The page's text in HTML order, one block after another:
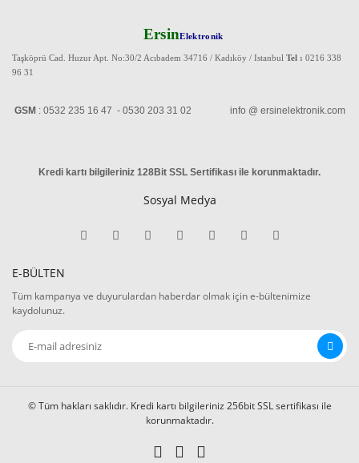
ErsinElektronik
Taşköprü Cad. Huzur Apt. No:30/2 Acıbadem 34716 / Kadıköy / Istanbul Tel : 0216 338
96 31
GSM : 0532 235 16 47 - 0530 203 31 02 info @ ersinelektronik.com
Kredi kartı bilgileriniz 128Bit SSL Sertifikası ile korunmaktadır.
Sosyal Medya
E-BÜLTEN
Tüm kampanya ve duyurulardan haberdar olmak için e-bültenimize
kaydolunuz.
© Tüm hakları saklıdır. Kredi kartı bilgileriniz 256bit SSL sertifikası ile
korunmaktadır.